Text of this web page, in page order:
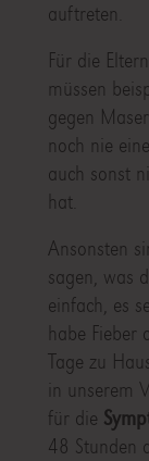
auftreten.
Für die
müssen
gegen
noch nie
auch sonst
hat.
Ansonsten
sagen, was
einfach, es
habe Fieber
Tage zu
in unserem
für die
48 Stunden